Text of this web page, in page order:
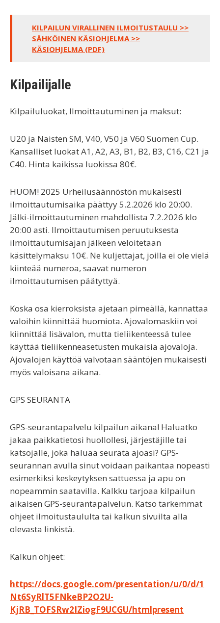
KILPAILUN VIRALLINEN ILMOITUSTAULU >>
SÄHKÖINEN KÄSIOHJELMA >>
KÄSIOHJELMA (PDF)
Kilpailijalle
Kilpailuluokat, Ilmoittautuminen ja maksut:
U20 ja Naisten SM, V40, V50 ja V60 Suomen Cup.
Kansalliset luokat A1, A2, A3, B1, B2, B3, C16, C21 ja
C40. Hinta kaikissa luokissa 80€.
HUOM! 2025 Urheilusäännöstön mukaisesti
ilmoittautumisaika päättyy 5.2.2026 klo 20:00.
Jälki-ilmoittautuminen mahdollista 7.2.2026 klo
20:00 asti. Ilmoittautumisen peruutuksesta
ilmoittautumisajan jälkeen veloitetaan
käsittelymaksu 10€. Ne kuljettajat, joilla ei ole vielä
kiinteää numeroa, saavat numeron
ilmoittautumisen päätyttyä.
Koska osa kierroksista ajetaan pimeällä, kannattaa
valoihin kiinnittää huomiota. Ajovalomaskiin voi
kiinnittää lisävalon, mutta tieliikenteessä tulee
käyttää tieliikenneasetusten mukaisia ajovaloja.
Ajovalojen käyttöä valvotaan sääntöjen mukaisesti
myös valoisana aikana.
GPS SEURANTA
GPS-seurantapalvelu kilpailun aikana! Haluatko
jakaa paikkatietosi huollollesi, järjestäjille tai
katsojalle, joka haluaa seurata ajoasi? GPS-
seurannan avulla sinut voidaan paikantaa nopeasti
esimerkiksi keskeytyksen sattuessa ja apu on
nopeammin saatavilla. Kalkku tarjoaa kilpailun
aikaisen GPS-seurantapalvelun. Katso tarkemmat
ohjeet ilmoitustaululta tai kalkun sivuilta alla
olevasta linkistä.
Kalkun ohjeet:
https://docs.google.com/presentation/u/0/d/1
Nt6SyRlT5FNkeBP2O2U-
KjRB_TOFSRw2IZiogF9UCGU/htmlpresent